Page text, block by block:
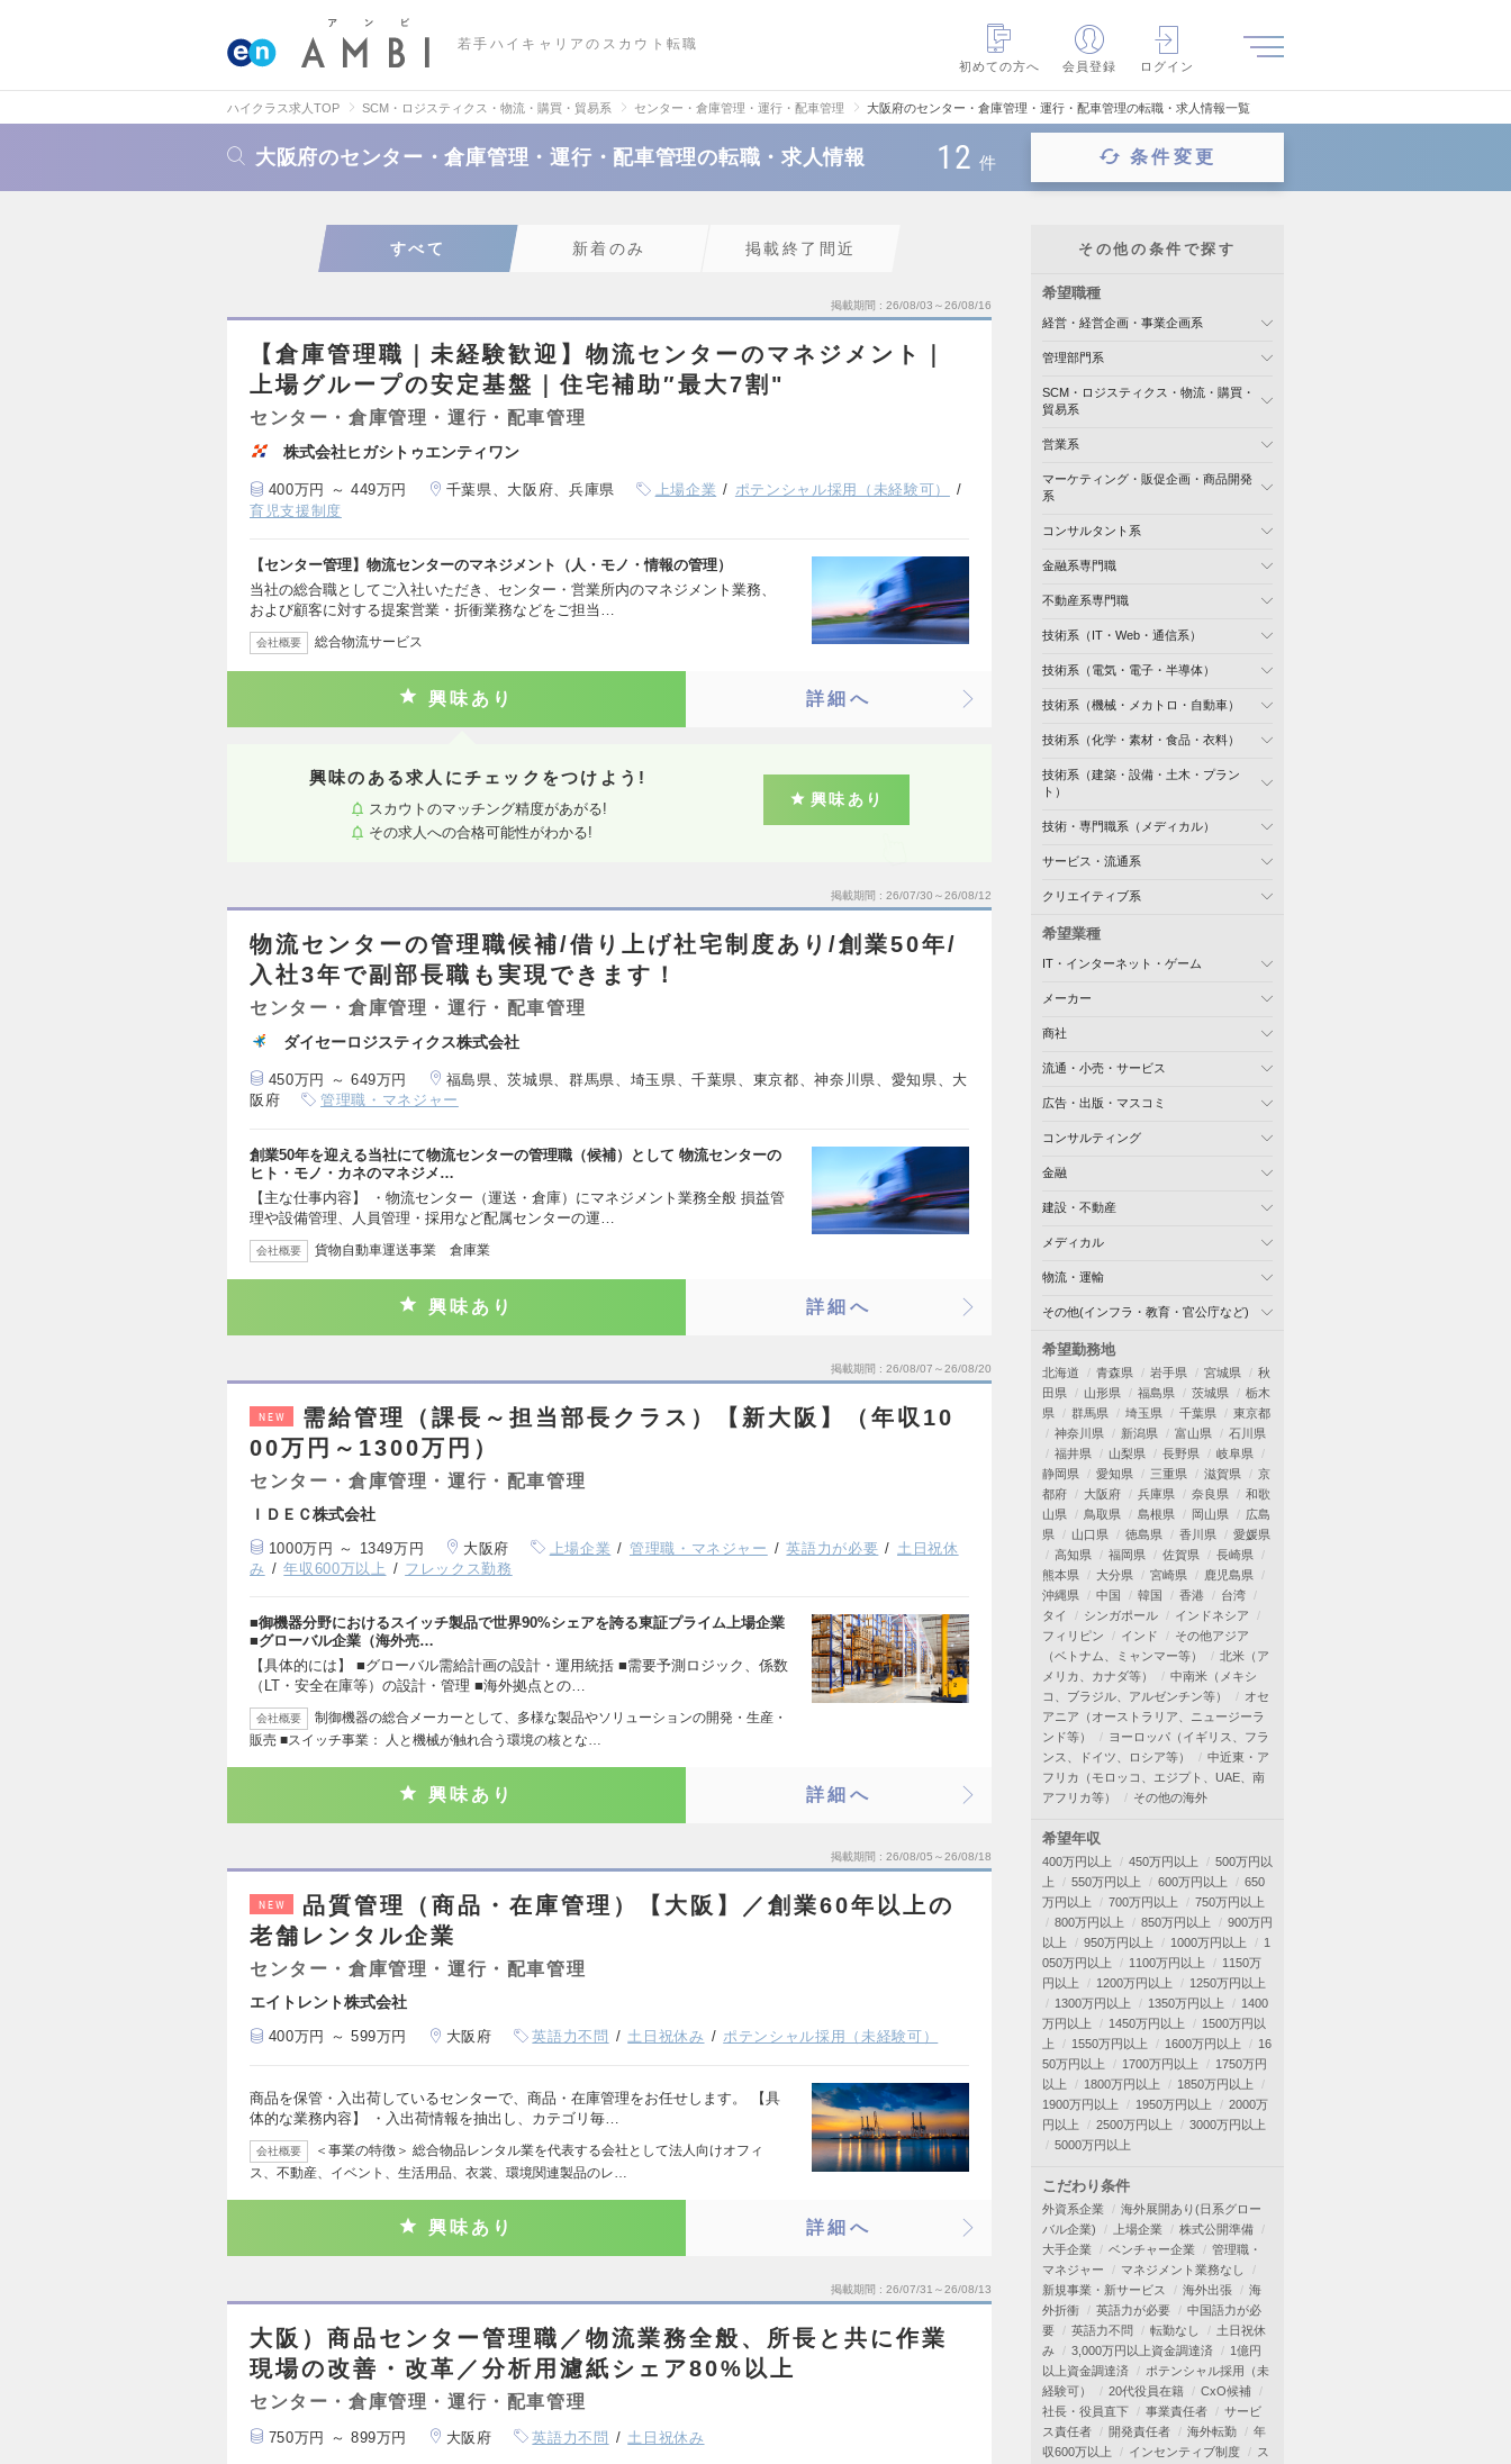
若手ハイキャリアのスカウト転職
初めての方へ
会員登録 ログイン
ハイクラス求人TOP SCM・ロジスティクス・物流・購買・貿易系 センター・倉庫管理・運行・配車管理 大阪府のセンター・倉庫管理・運行・配車管理の転職・求人情報一覧
大阪府のセンター・倉庫管理・運行・配車管理の転職・求人情報 12 件 条件変更
すべて 新着のみ 掲載終了間近
掲載期間 26/08/03～26/08/16
【倉庫管理職｜未経験歓迎】物流センターのマネジメント｜
上場グループの安定基盤｜住宅補助″最大7割"
センター・倉庫管理・運行・配車管理
株式会社ヒガシトゥエンティワン
400万円 ～ 449万円 千葉県、大阪府、兵庫県 上場企業
ポテンシャル採用（未経験可）
育児支援制度
【センター管理】物流センターのマネジメント（人・モノ・情報の管理）
当社の総合職としてご入社いただき、センター・営業所内のマネジメント業務、
および顧客に対する提案営業・折衝業務などをご担当…
会社概要 総合物流サービス
興味あり 詳細へ
興味のある求人にチェックをつけよう!
スカウトのマッチング精度があがる!
その求人への合格可能性がわかる!
興味あり
掲載期間 26/07/30～26/08/12
物流センターの管理職候補/借り上げ社宅制度あり/創業50年/
入社3年で副部長職も実現できます！
センター・倉庫管理・運行・配車管理
ダイセーロジスティクス株式会社
450万円 ～ 649万円
福島県、茨城県、群馬県、埼玉県、千葉県、東京都、神奈川県、愛知県、大
阪府
管理職・マネジャー
創業50年を迎える当社にて物流センターの管理職（候補）として 物流センターの
ヒト・モノ・カネのマネジメ…
【主な仕事内容】 ・物流センター（運送・倉庫）にマネジメント業務全般 損益管
理や設備管理、人員管理・採用など配属センターの運…
会社概要 貨物自動車運送事業 倉庫業
興味あり 詳細へ
掲載期間 26/08/07～26/08/20
NEW
需給管理（課長～担当部長クラス）【新大阪】（年収10
00万円～1300万円）
センター・倉庫管理・運行・配車管理
ＩＤＥＣ株式会社
1000万円 ～ 1349万円 大阪府 上場企業 管理職・マネジャー 英語力が必要
土日祝休
み
年収600万以上 フレックス勤務
■御機器分野におけるスイッチ製品で世界90%シェアを誇る東証プライム上場企業
■グローバル企業（海外売…
【具体的には】 ■グローバル需給計画の設計・運用統括 ■需要予測ロジック、係数
（LT・安全在庫等）の設計・管理 ■海外拠点との…
会社概要
制御機器の総合メーカーとして、多様な製品やソリューションの開発・生産・
販売 ■スイッチ事業： 人と機械が触れ合う環境の核とな…
興味あり 詳細へ
掲載期間 26/08/05～26/08/18
NEW
品質管理（商品・在庫管理）【大阪】／創業60年以上の
老舗レンタル企業
センター・倉庫管理・運行・配車管理
エイトレント株式会社
400万円 ～ 599万円 大阪府 英語力不問 土日祝休み ポテンシャル採用（未経験可）
商品を保管・入出荷しているセンターで、商品・在庫管理をお任せします。 【具
体的な業務内容】 ・入出荷情報を抽出し、カテゴリ毎…
会社概要
＜事業の特徴＞ 総合物品レンタル業を代表する会社として法人向けオフィ
ス、不動産、イベント、生活用品、衣裳、環境関連製品のレ…
興味あり 詳細へ
掲載期間 26/07/31～26/08/13
大阪）商品センター管理職／物流業務全般、所長と共に作業
現場の改善・改革／分析用濾紙シェア80%以上
センター・倉庫管理・運行・配車管理
750万円 ～ 899万円 大阪府 英語力不問 土日祝休み
その他の条件で探す
希望職種
経営・経営企画・事業企画系
管理部門系
SCM・ロジスティクス・物流・購買・
貿易系
営業系
マーケティング・販促企画・商品開発
系
コンサルタント系
金融系専門職
不動産系専門職
技術系（IT・Web・通信系）
技術系（電気・電子・半導体）
技術系（機械・メカトロ・自動車）
技術系（化学・素材・食品・衣料）
技術系（建築・設備・土木・プラン
ト）
技術・専門職系（メディカル）
サービス・流通系
クリエイティブ系
希望業種
IT・インターネット・ゲーム
メーカー
商社
流通・小売・サービス
広告・出版・マスコミ
コンサルティング
金融
建設・不動産
メディカル
物流・運輸
その他(インフラ・教育・官公庁など)
希望勤務地
北海道 青森県 岩手県 宮城県
秋
田県
山形県 福島県 茨城県
栃木
県
群馬県 埼玉県 千葉県
東京都
神奈川県
新潟県 富山県
石川県
福井県
山梨県 長野県
岐阜県
静岡県
愛知県 三重県 滋賀県
京
都府
大阪府 兵庫県 奈良県
和歌
山県
鳥取県 島根県 岡山県
広島
県
山口県 徳島県 香川県
愛媛県
高知県
福岡県 佐賀県
長崎県
熊本県
大分県 宮崎県
鹿児島県
沖縄県
中国 韓国 香港
台湾
タイ
シンガポール
インドネシア
フィリピン
インド
その他アジア
（ベトナム、ミャンマー等）
北米（ア
メリカ、カナダ等）
中南米（メキシ
コ、ブラジル、アルゼンチン等）
オセ
アニア（オーストラリア、ニュージーラ
ンド等）
ヨーロッパ（イギリス、フラ
ンス、ドイツ、ロシア等）
中近東・ア
フリカ（モロッコ、エジプト、UAE、南
アフリカ等）
その他の海外
希望年収
400万円以上 450万円以上
500万円以
上
550万円以上 600万円以上
650
万円以上
700万円以上
750万円以上
800万円以上
850万円以上
900万円
以上
950万円以上 1000万円以上
1
050万円以上
1100万円以上
1150万
円以上
1200万円以上
1250万円以上
1300万円以上
1350万円以上
1400
万円以上
1450万円以上
1500万円以
上
1550万円以上 1600万円以上
16
50万円以上
1700万円以上
1750万円
以上
1800万円以上
1850万円以上
1900万円以上
1950万円以上
2000万
円以上
2500万円以上
3000万円以上
5000万円以上
こだわり条件
外資系企業
海外展開あり(日系グロー
バル企業)
上場企業
株式公開準備
大手企業
ベンチャー企業
管理職・
マネジャー
マネジメント業務なし
新規事業・新サービス
海外出張
海
外折衝
英語力が必要
中国語力が必
要
英語力不問 転勤なし
土日祝休
み
3,000万円以上資金調達済
1億円
以上資金調達済
ポテンシャル採用（未
経験可）
20代役員在籍
CxO候補
社長・役員直下
事業責任者
サービ
ス責任者
開発責任者 海外転勤
年
収600万以上
インセンティブ制度
ス